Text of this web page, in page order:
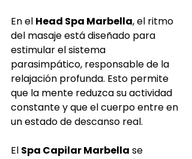
En el Head Spa Marbella, el ritmo
del masaje está diseñado para
estimular el sistema
parasimpático, responsable de la
relajación profunda. Esto permite
que la mente reduzca su actividad
constante y que el cuerpo entre en
un estado de descanso real.
El Spa Capilar Marbella se